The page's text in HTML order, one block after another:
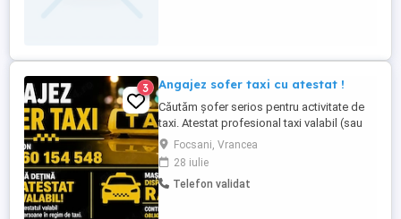
3 Angajez sofer taxi cu atestat !
Căutăm șofer serios pentru activitate de
taxi. Atestat profesional taxi valabil (sau
posibilitatea de a-l obține) Contract de
muncă obligatoriu Mașină afiliată la
Dispeceratul RAL Condiții avantajoase de
colaborare Telefon:
Focsani, Vrancea
28 iulie
Telefon validat